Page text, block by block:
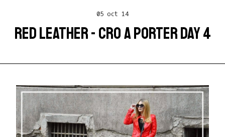
05 oct 14
RED LEATHER - CRO A PORTER DAY 4